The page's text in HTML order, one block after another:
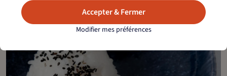
Accepter & Fermer
Modifier mes préférences